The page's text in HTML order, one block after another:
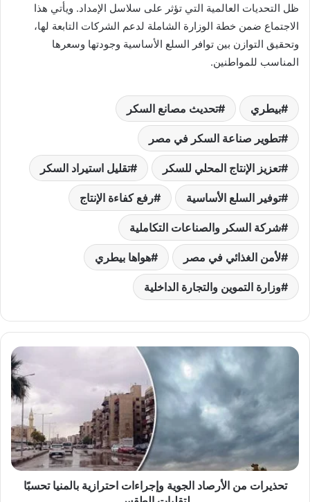
ظل التحديات العالمية التي تؤثر على سلاسل الإمداد. ويأتي هذا
الاجتماع ضمن خطة الوزارة الشاملة لدعم الشركات التابعة لها،
وتحقيق التوازن بين توافر السلع الأساسية وجودتها وسعرها
المناسب للمواطنين.
بيطري تحديث مصانع السكر
تطوير صناعة السكر في مصر
تعزيز الإنتاج المحلي للسكر تقليل استيراد السكر
توفير السلع الأساسية رفع كفاءة الإنتاج
شركة السكر والصناعات التكاملية
لأمن الغذائي في مصر هواها بيطري
وزارة التموين والتجارة الداخلية
تحذيرات
وإجراءات
احترازية
بالمنيا
لتقلبات
الطقس
تحذيرات من الأرصاد الجوية وإجراءات احترازية بالمنيا تحسبًا